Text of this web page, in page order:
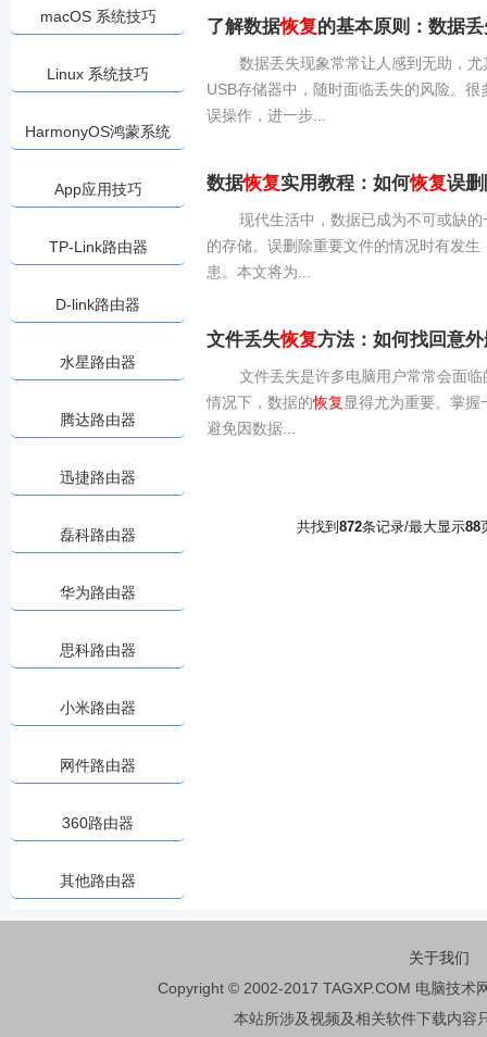
macOS 系统技巧
Linux 系统技巧
HarmonyOS鸿蒙系统
App应用技巧
TP-Link路由器
D-link路由器
水星路由器
腾达路由器
迅捷路由器
磊科路由器
华为路由器
思科路由器
小米路由器
网件路由器
360路由器
其他路由器
了解数据恢复的基本原则：数据
数据丢失现象常常让人感到无助，
USB存储器中，随时面临丢失的风险。很
误操作，进一步...
数据恢复实用教程：如何恢复误
现代生活中，数据已成为不可或缺
的存储。误删除重要文件的情况时有发生
患。本文将为...
文件丢失恢复方法：如何找回意
文件丢失是许多电脑用户常常会面
情况下，数据的恢复显得尤为重要。掌握
避免因数据...
共找到 872条记录/最大显示88
关于我们
Copyright © 2002-2017 TAGXP.COM 电脑技术
本站所涉及视频及相关软件下载内容